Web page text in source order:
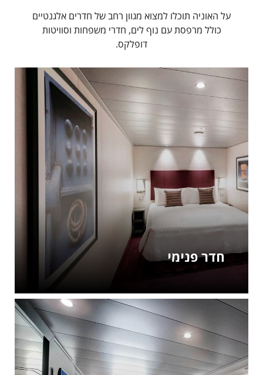
על האוניה תוכלו למצוא מגוון רחב של חדרים אלגנטיים
כולל מרפסת עם נוף לים, חדרי משפחות וסוויטות
דופלקס.
חדר פנימי